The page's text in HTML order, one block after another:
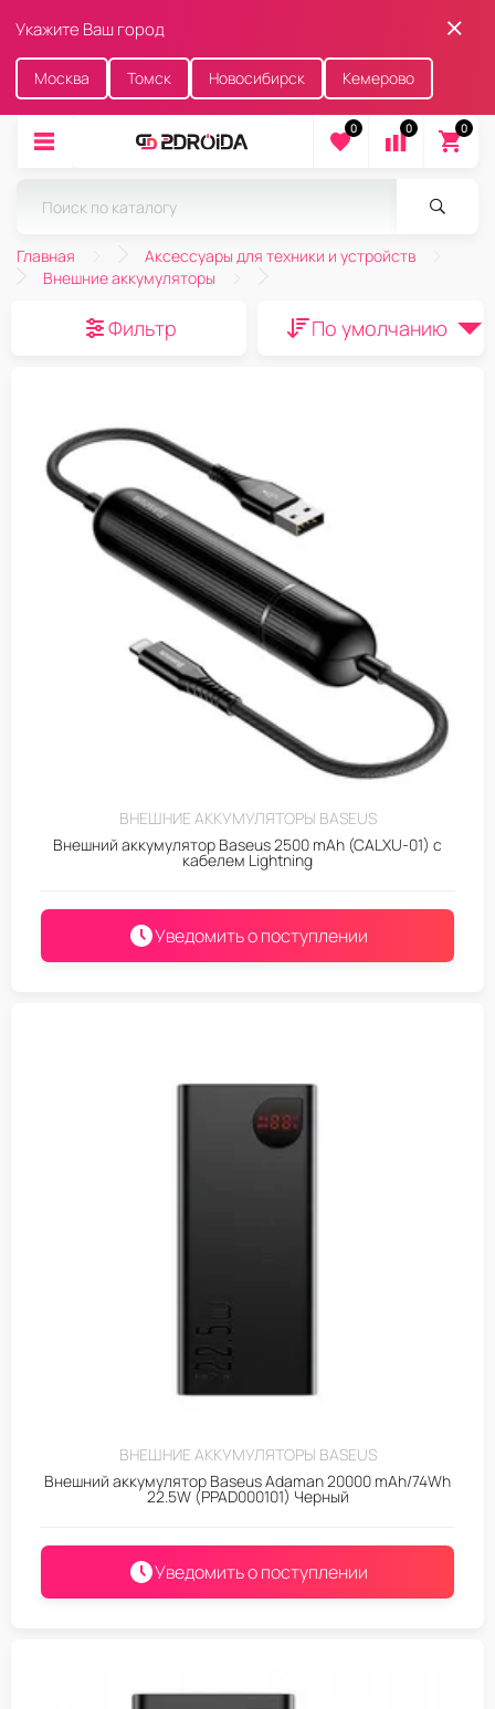
Укажите Ваш город
Москва Томск Новосибирск Кемерово
0 0 0
Главная
Аксессуары для техники и устройств
Внешние аккумуляторы
Фильтр По умолчанию
ВНЕШНИЕ АККУМУЛЯТОРЫ BASEUS
Внешний аккумулятор Baseus 2500 mAh (CALXU-01) с
кабелем Lightning
Уведомить о поступлении
ВНЕШНИЕ АККУМУЛЯТОРЫ BASEUS
Внешний аккумулятор Baseus Adaman 20000 mAh/74Wh
22.5W (PPAD000101) Черный
Уведомить о поступлении